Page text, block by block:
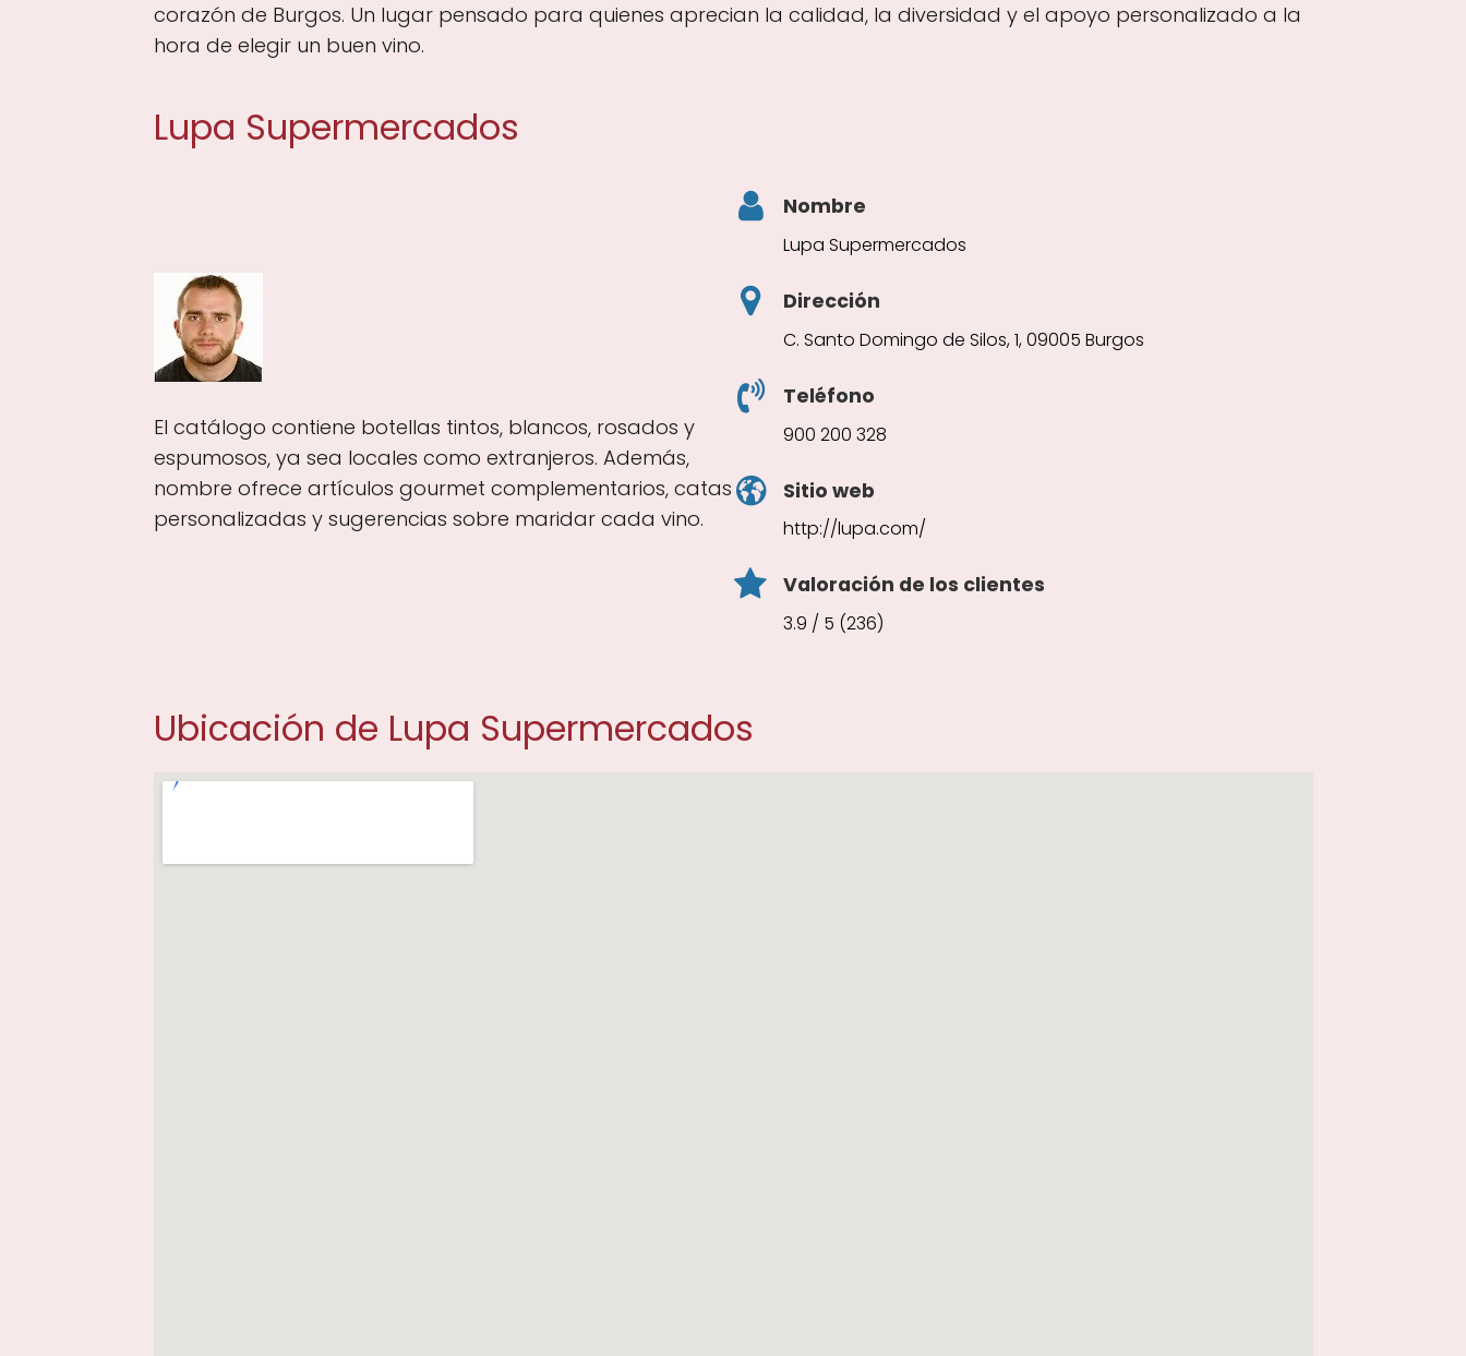
corazón de Burgos. Un lugar pensado para quienes aprecian la calidad, la diversidad y el apoyo personalizado a la
hora de elegir un buen vino.
Lupa Supermercados
El catálogo contiene botellas tintos, blancos, rosados y
espumosos, ya sea locales como extranjeros. Además,
nombre ofrece artículos gourmet complementarios, catas
personalizadas y sugerencias sobre maridar cada vino.
Nombre
Lupa Supermercados
Dirección
C. Santo Domingo de Silos, 1, 09005 Burgos
Teléfono
900 200 328
Sitio web
http://lupa.com/
Valoración de los clientes
3.9 / 5 (236)
Ubicación de Lupa Supermercados